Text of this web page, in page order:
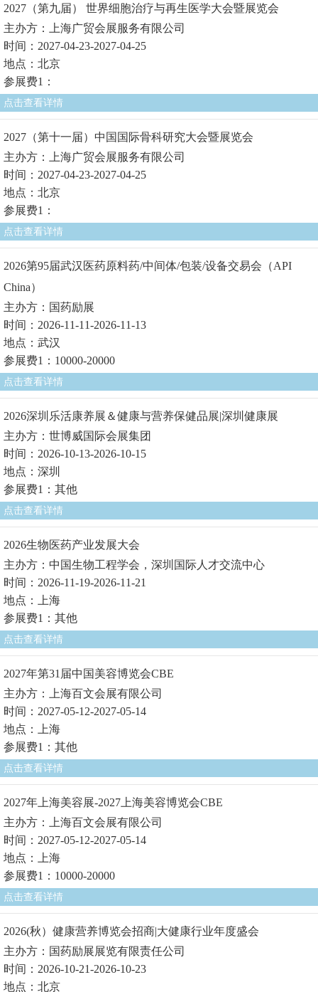
2027（第九届） 世界细胞治疗与再生医学大会暨展览会
主办方：上海广贸会展服务有限公司
时间：2027-04-23-2027-04-25
地点：北京
参展费1：
点击查看详情
2027（第十一届）中国国际骨科研究大会暨展览会
主办方：上海广贸会展服务有限公司
时间：2027-04-23-2027-04-25
地点：北京
参展费1：
点击查看详情
2026第95届武汉医药原料药/中间体/包装/设备交易会（API
China）
主办方：国药励展
时间：2026-11-11-2026-11-13
地点：武汉
参展费1：10000-20000
点击查看详情
2026深圳乐活康养展＆健康与营养保健品展|深圳健康展
主办方：世博威国际会展集团
时间：2026-10-13-2026-10-15
地点：深圳
参展费1：其他
点击查看详情
2026生物医药产业发展大会
主办方：中国生物工程学会，深圳国际人才交流中心
时间：2026-11-19-2026-11-21
地点：上海
参展费1：其他
点击查看详情
2027年第31届中国美容博览会CBE
主办方：上海百文会展有限公司
时间：2027-05-12-2027-05-14
地点：上海
参展费1：其他
点击查看详情
2027年上海美容展-2027上海美容博览会CBE
主办方：上海百文会展有限公司
时间：2027-05-12-2027-05-14
地点：上海
参展费1：10000-20000
点击查看详情
2026(秋）健康营养博览会招商|大健康行业年度盛会
主办方：国药励展展览有限责任公司
时间：2026-10-21-2026-10-23
地点：北京